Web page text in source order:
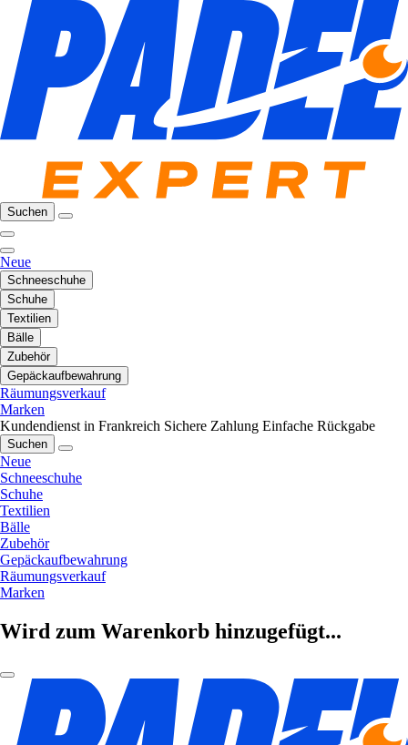
Suchen
Neue
Schneeschuhe
Schuhe
Textilien
Bälle
Zubehör
Gepäckaufbewahrung
Räumungsverkauf
Marken
Kundendienst in Frankreich Sichere Zahlung Einfache Rückgabe
Suchen
Neue
Schneeschuhe
Schuhe
Textilien
Bälle
Zubehör
Gepäckaufbewahrung
Räumungsverkauf
Marken
Wird zum Warenkorb hinzugefügt...